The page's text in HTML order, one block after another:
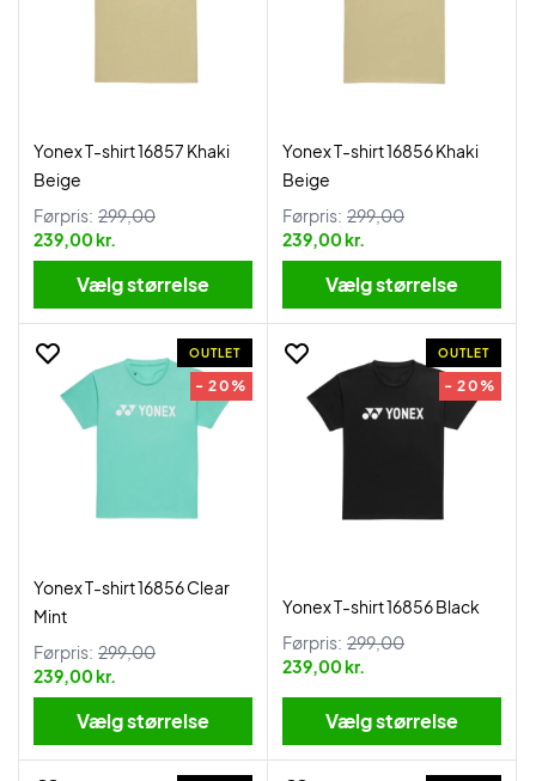
Yonex T-shirt 16857 Khaki
Beige
Førpris: 299,00
239,00 kr.
Vælg størrelse
Yonex T-shirt 16856 Khaki
Beige
Førpris: 299,00
239,00 kr.
Vælg størrelse
OUTLET
- 20%
Yonex T-shirt 16856 Clear
Mint
Førpris: 299,00
239,00 kr.
Vælg størrelse
OUTLET
- 20%
Yonex T-shirt 16856 Black
Førpris: 299,00
239,00 kr.
Vælg størrelse